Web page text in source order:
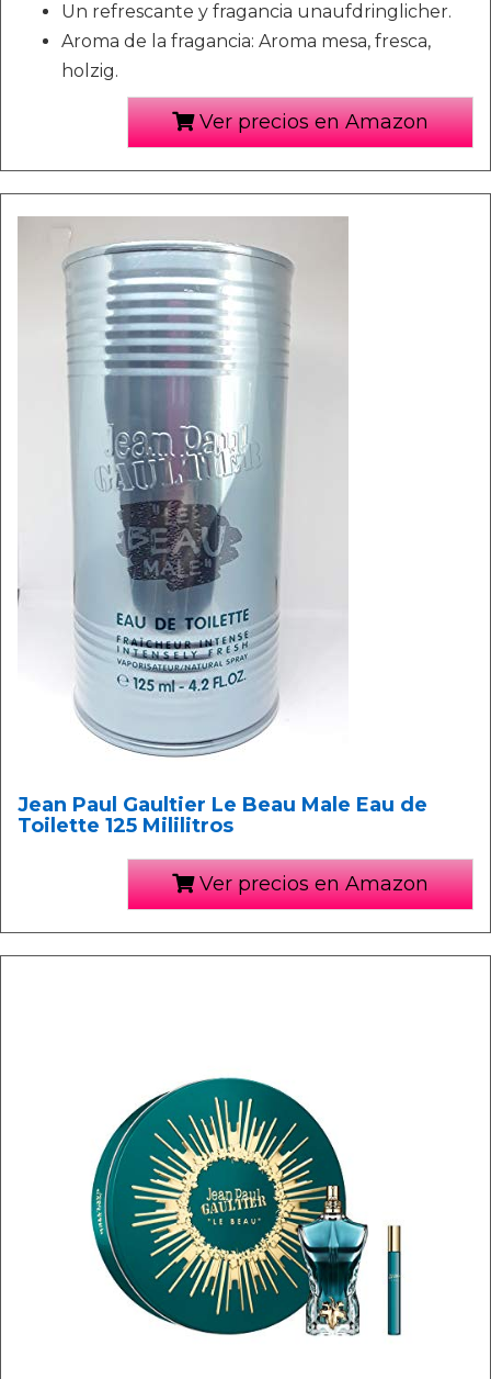
Un refrescante y fragancia unaufdringlicher.
Aroma de la fragancia: Aroma mesa, fresca,
holzig.
Ver precios en Amazon
Jean Paul Gaultier Le Beau Male Eau de
Toilette 125 Mililitros
Ver precios en Amazon